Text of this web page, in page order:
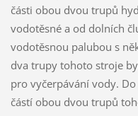
části obou dvou trupů
vodotěsné a od dolních
vodotěsnou palubou s
dva trupy tohoto stroje
pro vyčerpávání vody.
částí obou dvou trupů